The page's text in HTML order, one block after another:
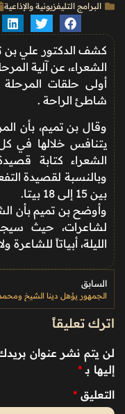
البرامج التليفزيونية والإذاعية
كشف الدكتور علي بن
الشعراء، عن آلية
أولى حلقات
شاطئ الراحة .
وقال بن تميم، بأن
الشعراء كتابة
وبالنسبة لقصيدة
بين 15 إلى 18 بيتا.
وأوضح بن تميم بأن
لشاعرات، حيث
الليلة، أبياتاً
السابق
اترك تعليقاً
لن يتم نشر عنوان
إليها بـ *
التعليق *